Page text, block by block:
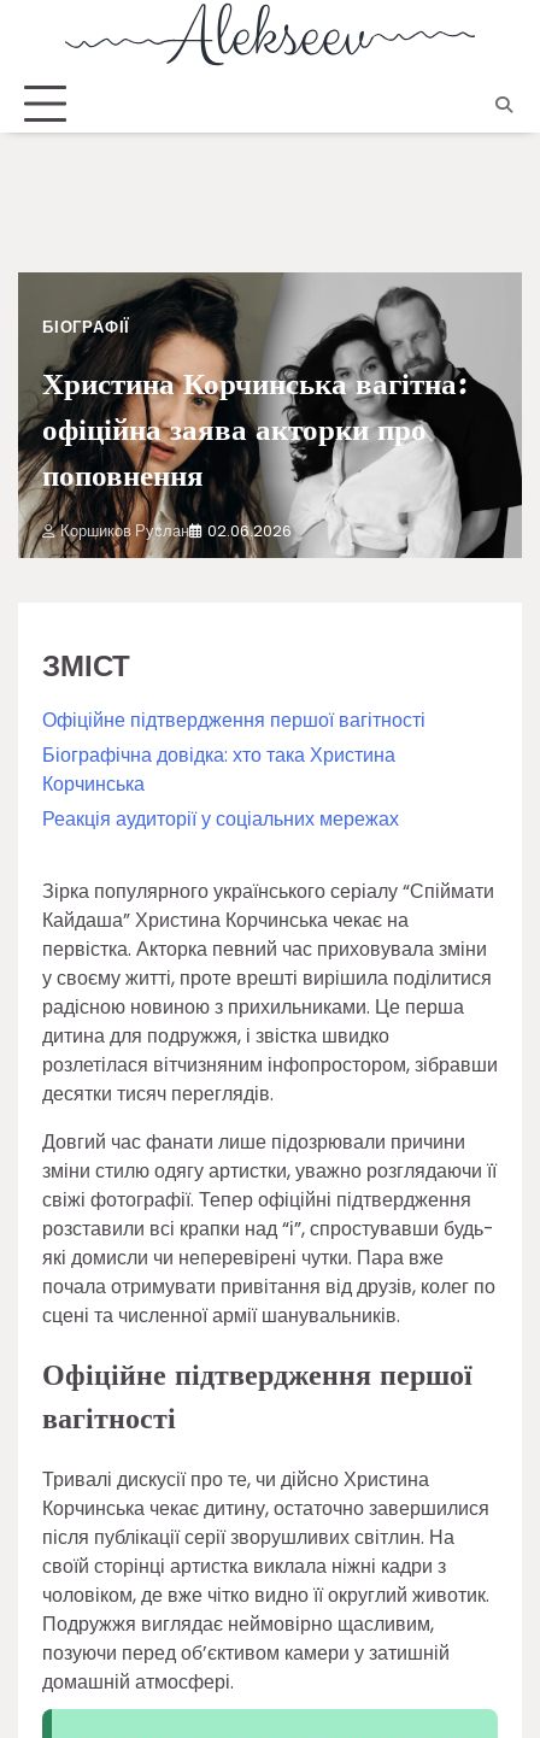
БІОГРАФІЇ
Христина Корчинська вагітна:
офіційна заява акторки про
поповнення
Коршиков Руслан 02.06.2026
ЗМІСТ
Офіційне підтвердження першої вагітності
Біографічна довідка: хто така Христина
Корчинська
Реакція аудиторії у соціальних мережах
Зірка популярного українського серіалу “Спіймати
Кайдаша” Христина Корчинська чекає на
первістка. Акторка певний час приховувала зміни
у своєму житті, проте врешті вирішила поділитися
радісною новиною з прихильниками. Це перша
дитина для подружжя, і звістка швидко
розлетілася вітчизняним інфопростором, зібравши
десятки тисяч переглядів.
Довгий час фанати лише підозрювали причини
зміни стилю одягу артистки, уважно розглядаючи її
свіжі фотографії. Тепер офіційні підтвердження
розставили всі крапки над “і”, спростувавши будь-
які домисли чи неперевірені чутки. Пара вже
почала отримувати привітання від друзів, колег по
сцені та численної армії шанувальників.
Офіційне підтвердження першої
вагітності
Тривалі дискусії про те, чи дійсно Христина
Корчинська чекає дитину, остаточно завершилися
після публікації серії зворушливих світлин. На
своїй сторінці артистка виклала ніжні кадри з
чоловіком, де вже чітко видно її округлий животик.
Подружжя виглядає неймовірно щасливим,
позуючи перед об’єктивом камери у затишній
домашній атмосфері.